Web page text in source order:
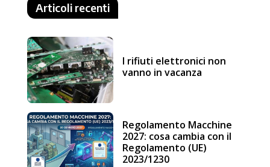
Articoli recenti
I rifiuti elettronici non
vanno in vacanza
Regolamento Macchine
2027: cosa cambia con il
Regolamento (UE)
2023/1230